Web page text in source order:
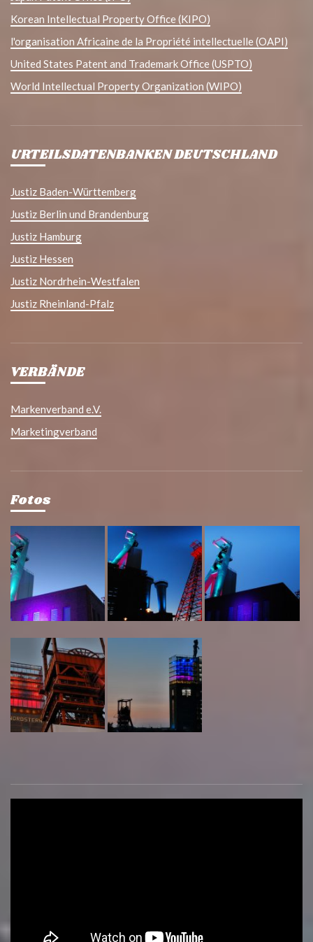
Korean Intellectual Property Office (KIPO)
l'organisation Africaine de la Propriété intellectuelle (OAPI)
United States Patent and Trademark Office (USPTO)
World Intellectual Property Organization (WIPO)
URTEILSDATENBANKEN DEUTSCHLAND
Justiz Baden-Württemberg
Justiz Berlin und Brandenburg
Justiz Hamburg
Justiz Hessen
Justiz Nordrhein-Westfalen
Justiz Rheinland-Pfalz
VERBÄNDE
Markenverband e.V.
Marketingverband
Fotos